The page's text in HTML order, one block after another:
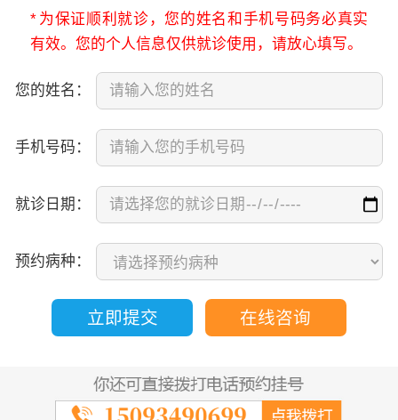
* 为保证顺利就诊，您的姓名和手机号码务必真实
有效。您的个人信息仅供就诊使用，请放心填写。
您的姓名：
手机号码：
就诊日期：
预约病种：
立即提交 在线咨询